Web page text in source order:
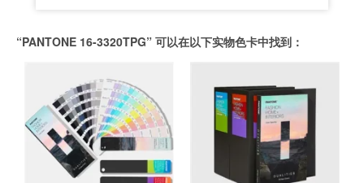
“PANTONE 16-3320TPG” 可以在以下实物色卡中找到：